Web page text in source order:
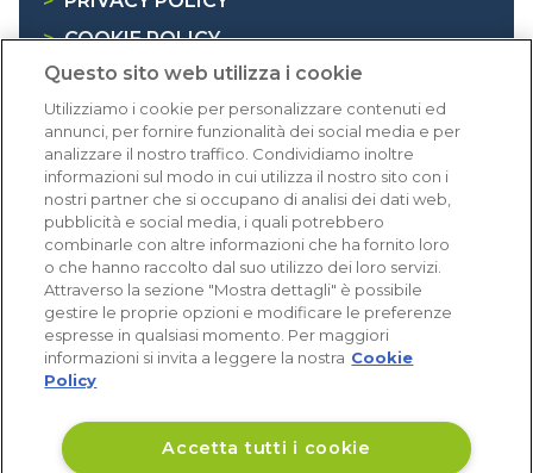
> COOKIE POLICY
> INFORMATIVA RAEE
Dicono di noi
1.640 recensioni
Eccellente (4,8)
Acquisti verificati
Questo sito web utilizza i cookie
Utilizziamo i cookie per personalizzare contenuti ed
annunci, per fornire funzionalità dei social media e per
analizzare il nostro traffico. Condividiamo inoltre
informazioni sul modo in cui utilizza il nostro sito con i
nostri partner che si occupano di analisi dei dati web,
pubblicità e social media, i quali potrebbero
combinarle con altre informazioni che ha fornito loro
o che hanno raccolto dal suo utilizzo dei loro servizi.
Attraverso la sezione "Mostra dettagli" è possibile
gestire le proprie opzioni e modificare le preferenze
espresse in qualsiasi momento. Per maggiori
informazioni si invita a leggere la nostra Cookie
Policy
Accetta tutti i cookie